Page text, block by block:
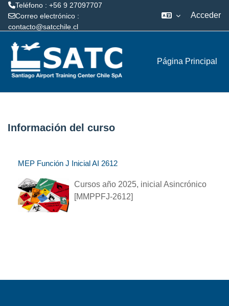
Teléfono : +56 9 27097707
Correo electrónico :
contacto@satcchile.cl
Acceder
Página Principal
Información del curso
MEP Función J Inicial AI 2612
Cursos año 2025, inicial Asincrónico
[MMPPFJ-2612]